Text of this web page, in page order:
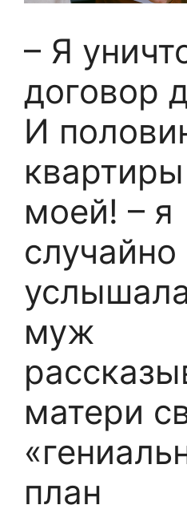
– Я
договор
И
моей! – я
случайно
муж
матери
план